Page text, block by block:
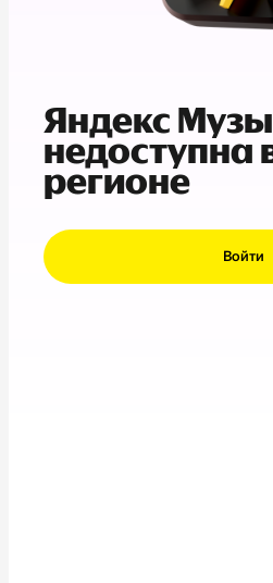
Яндекс
недоступна
регионе
Войти